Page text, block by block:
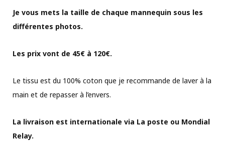
Je vous mets la taille de chaque mannequin sous les
différentes photos.
Les prix vont de 45€ à 120€.
Le tissu est du 100% coton que je recommande de laver à la
main et de repasser à l’envers.
La livraison est internationale via La poste ou Mondial
Relay.